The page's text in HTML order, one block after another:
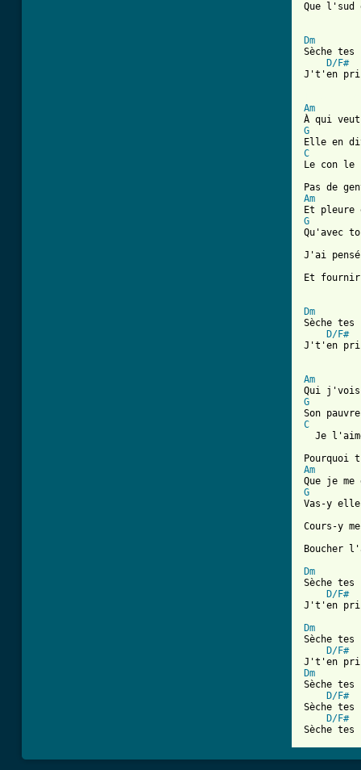
Que
Dm
Sèche
D/F#
J't'en
Am
G
C
Le con le
Am
G
Qu'avec
J'ai pensé
Et fournir
Dm
Sèche
D/F#
J't'en
Am
G
C
Je
Am
G
Vas-y
Cours-y
Boucher
Dm
Sèche
D/F#
J't'en
Dm
Sèche
D/F#
Dm
Sèche
D/F#
Sèche tes
D/F#
Sèche tes